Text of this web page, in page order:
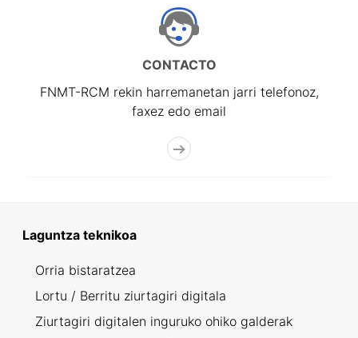
CONTACTO
FNMT-RCM rekin harremanetan jarri telefonoz,
faxez edo email
Laguntza teknikoa
Orria bistaratzea
Lortu / Berritu ziurtagiri digitala
Ziurtagiri digitalen inguruko ohiko galderak